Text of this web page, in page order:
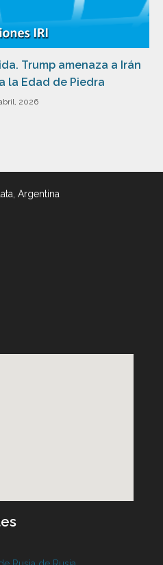
Trump amenaza a Irán
la Edad de Piedra
2026
Argentina